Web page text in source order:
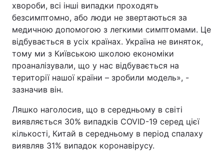
хвороби, всі інші випадки проходять
безсимптомно, або люди не звертаються за
медичною допомогою з легкими симптомами. Це
відбувається в усіх країнах. Україна не виняток,
тому ми з Київською школою економіки
проаналізували, що у нас відбувається на
території нашої країни – зробили модель», -
зазначив він.
Ляшко наголосив, що в середньому в світі
виявляється 30% випадків COVID-19 серед цієї
кількості, Китай в середньому в період спалаху
виявляв 31% випадок коронавірусу.